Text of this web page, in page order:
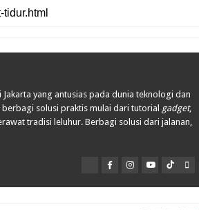
Jakarta yang antusias pada dunia teknologi dan
solusi praktis mulai dari tutorial gadget,
tradisi leluhur. Berbagi solusi dari jalanan,